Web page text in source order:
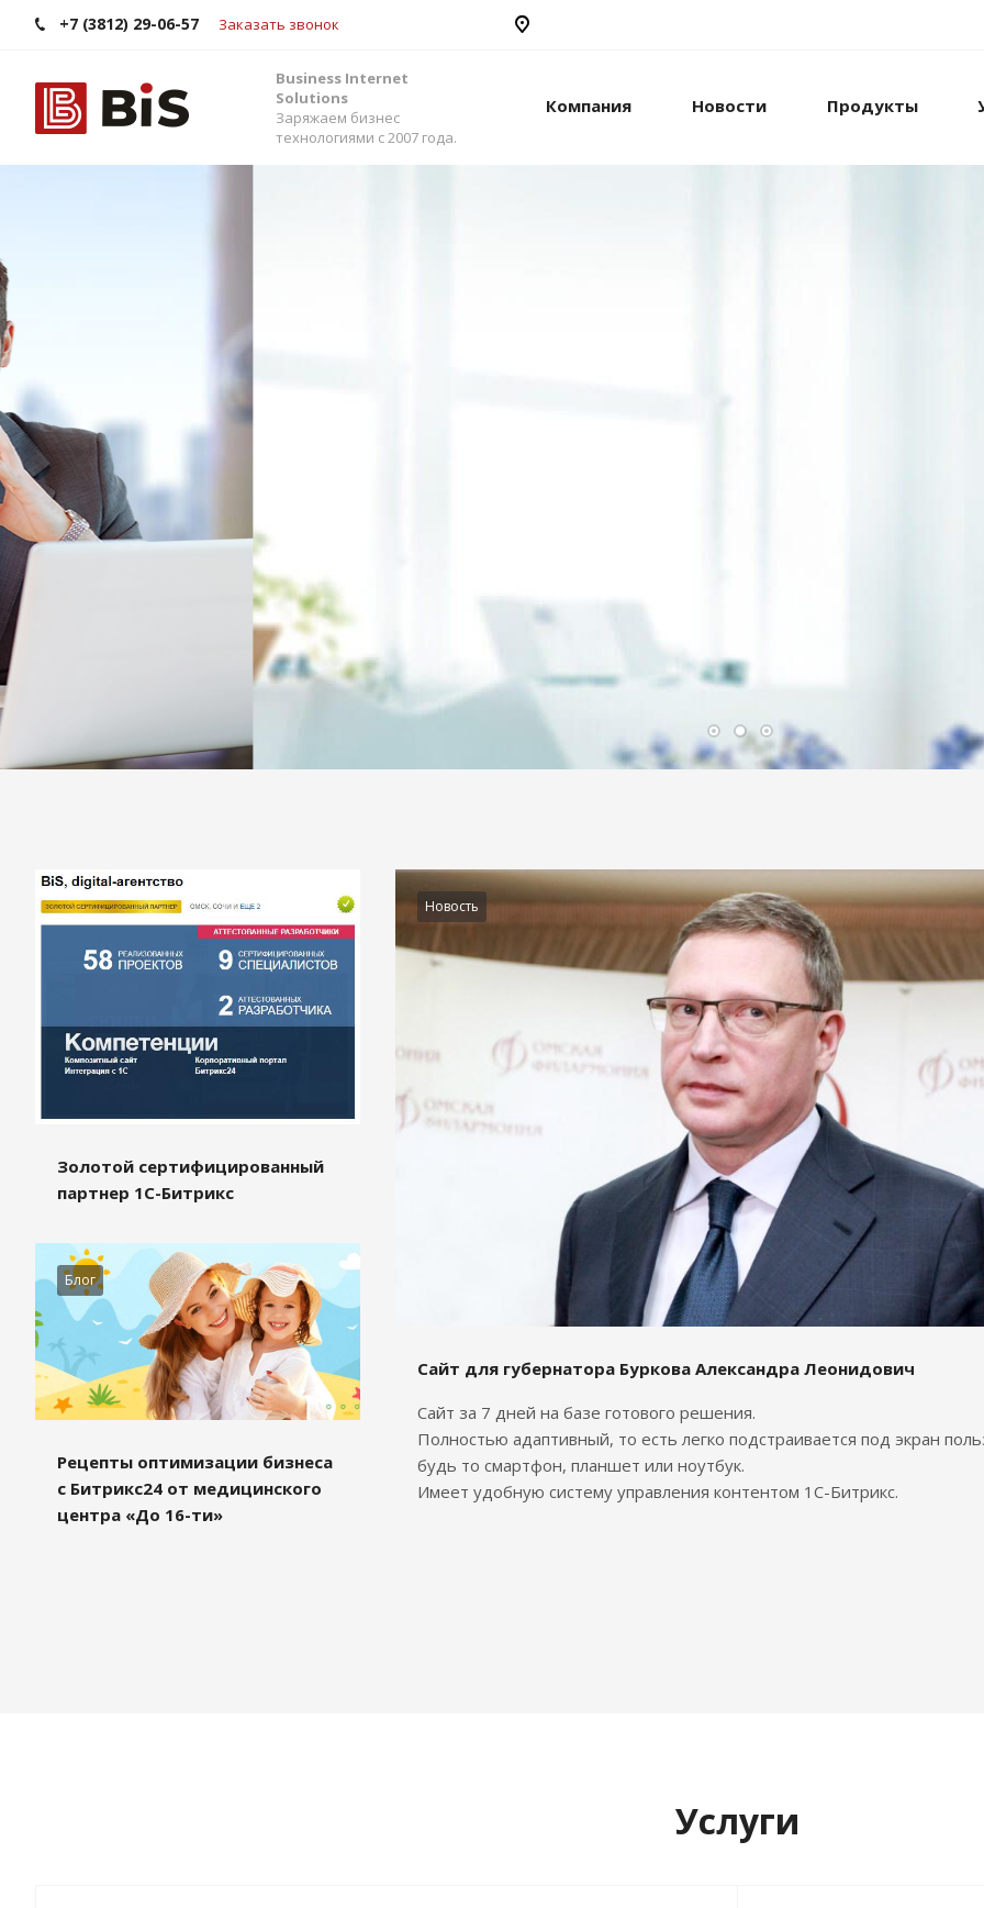
+7 (3812) 29-06-57 Заказать звонок
Business Internet
Solutions
Заряжаем бизнес
технологиями с 2007 года.
Компания Новости Продукты
Внедрение Битрикс24
Стройте работу в команде, управляйте продажами и компанией с
помощью одной из самых популярных CRM-систем.
сервисами и автоматизировать бизнес-процессы.
Подробности
Золотой сертифицированный
партнер 1С-Битрикс
Блог
Рецепты оптимизации бизнеса
с Битрикс24 от медицинского
центра «До 16-ти»
Новость
Сайт для губернатора Буркова Александра Леонидович
Сайт за 7 дней на базе готового решения.
Полностью адаптивный, то есть легко подстраивается под экран
будь то смартфон, планшет или ноутбук.
Имеет удобную систему управления контентом 1С-Битрикс.
Услуги